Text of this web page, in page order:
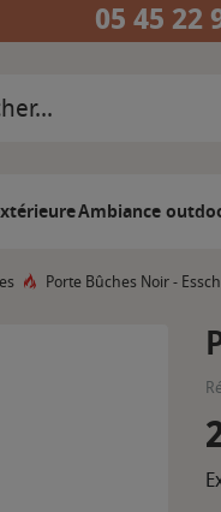
05 45 22
Ambiance
Porte Bûches Noir -